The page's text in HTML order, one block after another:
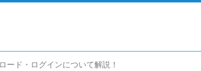
ド・ログインについて解説！